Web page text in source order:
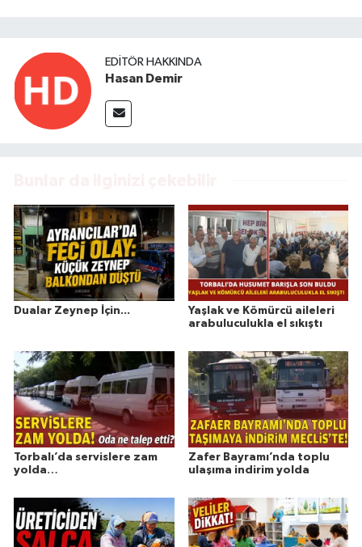
EDITÖR HAKKINDA
Hasan Demir
Dualar Zeynep İçin...
Yaşlak ve Kömürcü aileleri
arabuluculukla el sıkıştı
Torbalı’da servislere zam
yolda…
Zafer Bayramı’nda toplu
ulaşıma indirim yolda